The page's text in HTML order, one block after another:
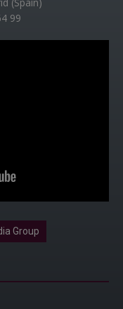
(Spain)
99
Group